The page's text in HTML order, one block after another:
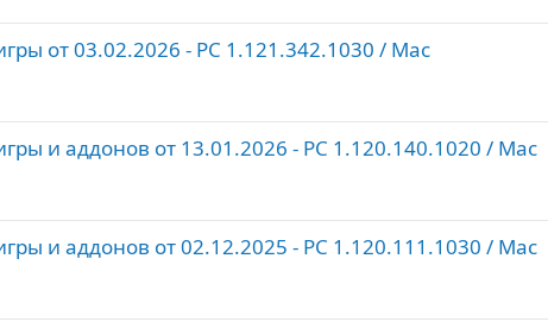
от 03.02.2026 - PC 1.121.342.1030 / Maс
и аддонов от 13.01.2026 - PC 1.120.140.1020 / Maс
и аддонов от 02.12.2025 - PC 1.120.111.1030 / Maс